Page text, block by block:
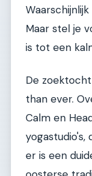
Maar stel je
is tot een
De
than ever.
Calm en
yogastudio's,
er is een